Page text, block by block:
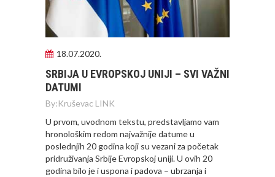
18.07.2020.
SRBIJA U EVROPSKOJ UNIJI – SVI VAŽNI
DATUMI
By:Kruševac LINK
U prvom, uvodnom tekstu, predstavljamo vam
hronološkim redom najvažnije datume u
poslednjih 20 godina koji su vezani za početak
pridruživanja Srbije Evropskoj uniji. U ovih 20
godina bilo je i uspona i padova – ubrzanja i